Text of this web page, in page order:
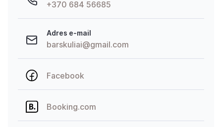
+370 684 56685
Adres e-mail
barskuliai@gmail.com
Facebook
Booking.com